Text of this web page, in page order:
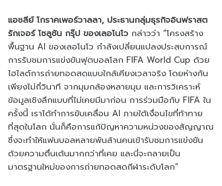
แอชลีย์ โกราคเพอร์วาลลา, ประธานกลุ่มธุรกิจอินฟราสต
รักเจอร์ โซลูชัน กรุ๊ป ของเลอโนโว กล่าวว่า “โครงสร้าง
พื้นฐาน AI ของเลอโนโว กำลังเปลี่ยนแปลงประสบการณ์
การรับชมการแข่งขันฟุตบอลโลก FIFA World Cup ด้วย
ไฮไลต์การถ่ายทอดสดแบบใกล้เคียงเวลาจริง โดยห่างกัน
เพียงไม่กี่วินาที จากมุมกล้องหลายมุม และการวิเคราะห์
ข้อมูลเชิงลึกแบบที่ไม่เคยมีมาก่อน การร่วมมือกับ FIFA ใน
ครั้งนี้ เราได้ทำการขับเคลื่อน AI ภายใต้เงื่อนไขที่ท้าทาย
ที่สุดในโลก นั่นก็คือการแก้ปัญหาความหน่วงของสัญญาณ
ซึ่งจะทำให้แฟนบอลหลายพันล้านคนเข้ารับชมการแข่งขัน
ด้วยความตื่นเต้นมากกว่าที่เคย และนี่จะกลายเป็น
มาตรฐานใหม่ของการถ่ายทอดสดกีฬาระดับโลก”